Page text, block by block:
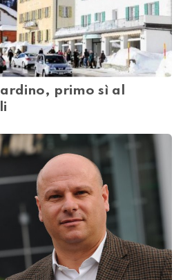
primo sì al